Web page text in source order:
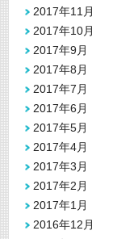
2017年11月
2017年10月
2017年9月
2017年8月
2017年7月
2017年6月
2017年5月
2017年4月
2017年3月
2017年2月
2017年1月
2016年12月